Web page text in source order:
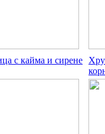
с кайма и сирене